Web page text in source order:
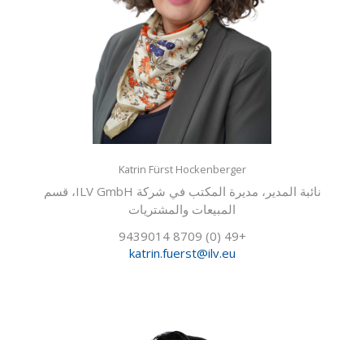
Katrin Fürst Hockenberger
نائبة المدير، مديرة المكتب في شركة ILV GmbH، قسم
المبيعات والمشتريات
+49 (0) 8709 9439014
katrin.fuerst@ilv.eu